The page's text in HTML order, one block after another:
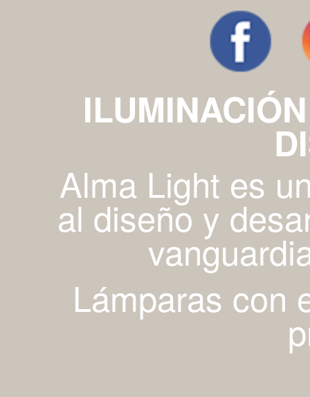
Alma Light es
al diseño y
Lámparas con